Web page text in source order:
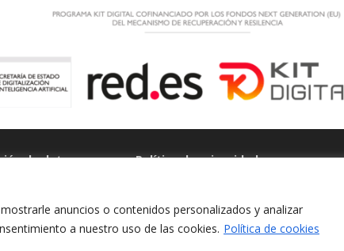
anuncios o contenidos personalizados y analizar
a nuestro uso de las cookies. Política de cookies
de datos Política de privacidad